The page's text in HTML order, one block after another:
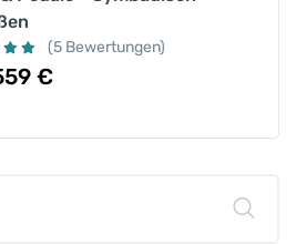
(5 Bewertungen)
€